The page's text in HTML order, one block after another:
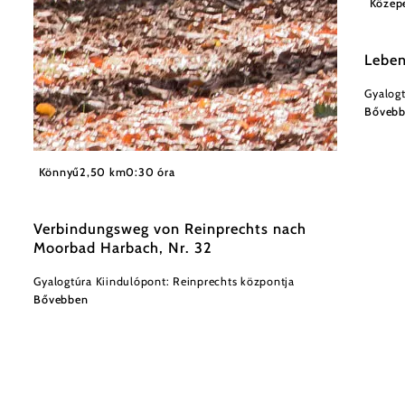
©
Sabine Preißl
Könnyű2,50 km0:30 óra
Verbindungsweg von Reinprechts nach
Moorbad Harbach, Nr. 32
Gyalogtúra Kiindulópont: Reinprechts központja
Bővebben